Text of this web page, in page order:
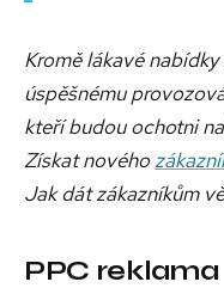
Kromě lákavé nabídky
úspěšnému
kteří budou ochotni
Získat nového
Jak dát zákazníkům
PPC reklama